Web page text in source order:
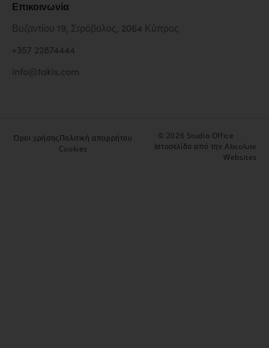
Επικοινωνία
Βυζαντίου 19, Στρόβολος, 2064 Κύπρος
+357 22874444
info@takis.com
Όροι χρήσηςΠολιτική απορρήτου
Cookies
© 2026 Studio Office
Ιστοσελίδα από την Absolute
Websites